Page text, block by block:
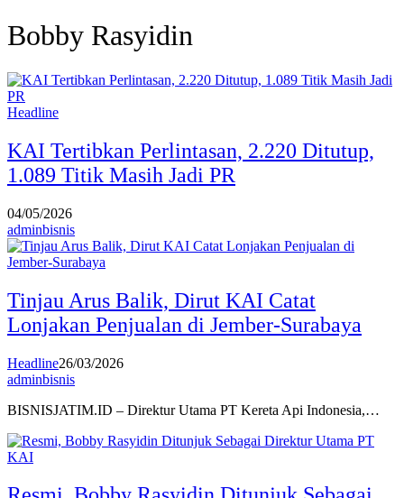
Bobby Rasyidin
Headline
KAI Tertibkan Perlintasan, 2.220 Ditutup,
1.089 Titik Masih Jadi PR
04/05/2026
adminbisnis
Tinjau Arus Balik, Dirut KAI Catat
Lonjakan Penjualan di Jember-Surabaya
Headline26/03/2026
adminbisnis
BISNISJATIM.ID – Direktur Utama PT Kereta Api Indonesia,…